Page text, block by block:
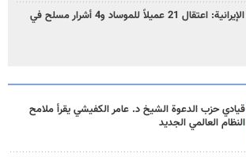
وزارة الأمن الإيرانية: اعتقال 21 عميلاً للموساد و4 أشرار مسلح في
قيادي حزب الدعوة الشيخ د. عامر الكفيشي يقرأ ملامح
النظام العالمي الجديد